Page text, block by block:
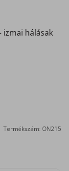
izmai hálásak
Termékszám: ON215